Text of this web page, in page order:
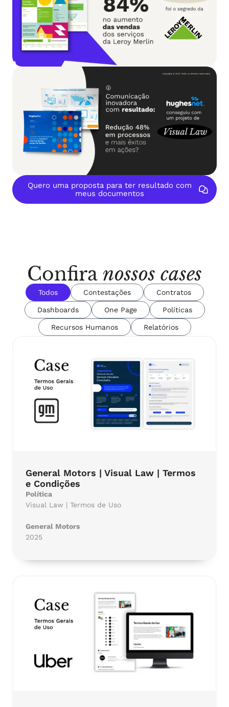
Quero uma proposta para ter resultado com
meus documentos
Confira nossos cases
Contestações Contratos
Dashboards One Page Políticas
Recursos Humanos Relatórios
Todos
General Motors | Visual Law | Termos
e Condições
Política
Visual Law | Termos de Uso
General Motors
2025